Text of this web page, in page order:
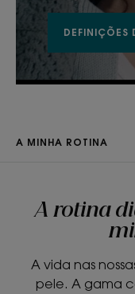
DEFINIÇÕES
A MINHA ROTINA
A rotina
A vida nas
pele. A gama